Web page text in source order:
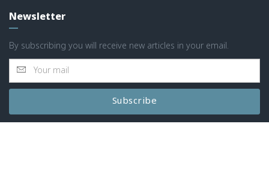
Newsletter
By subscribing you will receive new articles in your email.
Subscribe